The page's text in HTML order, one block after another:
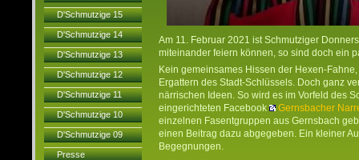
D'Schmutzige 15
D'Schmutzige 14
D'Schmutzige 13
D'Schmutzige 12
D'Schmutzige 11
D'Schmutzige 10
D'Schmutzige 09
Presse
Am 11. Februar 2021 ist Schmutziger
miteinander feiern können, so sind doch ein
Kein gemeinsames Hissen der Hexen-
Ergattern des Stadt-Schlüssels. Doch ganz
närrischen Ideen. So wird es im Vorfeld des
eingerichteten Facebook
Gernsbacher
einzelnen Fasentgruppen aus Gernsbach
einen Beitrag dazu abgegeben. Ein kleiner
Begegnungen.